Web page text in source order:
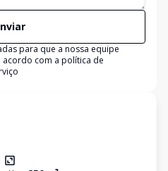
para que a nossa equipe
com a política de